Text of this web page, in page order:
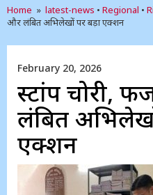
Home » latest-news • Regional •
और लंबित अभिलेखों पर बड़ा एक्शन
February 20, 2026
स्टांप चोरी,
लंबित
एक्शन